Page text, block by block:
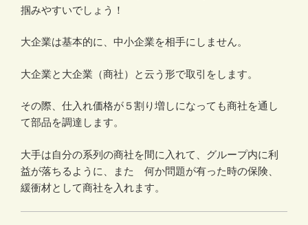
掴みやすいでしょう！
大企業は基本的に、中小企業を相手にしません。
大企業と大企業（商社）と云う形で取引をします。
その際、仕入れ価格が５割り増しになっても商社を通し
て部品を調達します。
大手は自分の系列の商社を間に入れて、グループ内に利
益が落ちるように、また 何か問題が有った時の保険、
緩衝材として商社を入れます。